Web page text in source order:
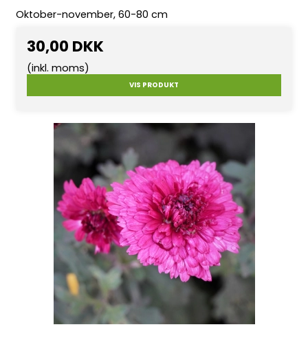
Oktober-november, 60-80 cm
30,00 DKK
(inkl. moms)
VIS PRODUKT